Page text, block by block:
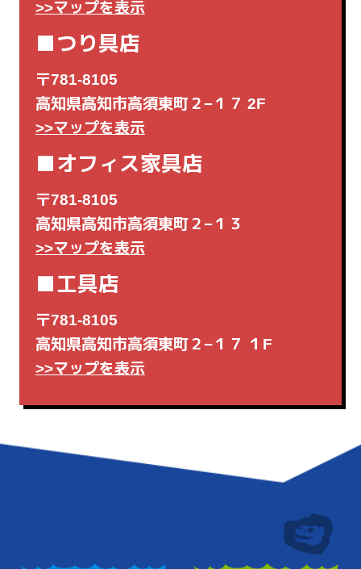
>>マップを表示
■つり具店
〒781-8105
高知県高知市高須東町２−１７ 2F
>>マップを表示
■オフィス家具店
〒781-8105
高知県高知市高須東町２−１３
>>マップを表示
■工具店
〒781-8105
高知県高知市高須東町２−１７ １F
>>マップを表示